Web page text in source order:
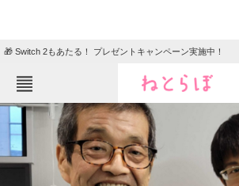
🎁 Switch 2もあたる！ プレゼントキャンペーン実施中！
ねとらぼメニュー
TOP ニュース
エンタメ